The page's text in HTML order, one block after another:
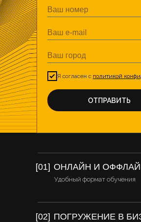
[01] ОНЛАЙН И
Удобный формат обучения
[02] ПОГРУЖЕНИЕ В
Я согласен с политикой
ОТПРАВИТЬ